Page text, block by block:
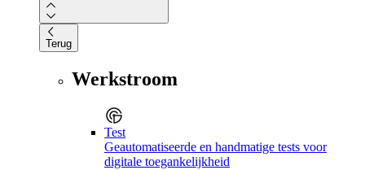
Terug
Werkstroom
Test
Geautomatiseerde en handmatige tests voor
digitale toegankelijkheid